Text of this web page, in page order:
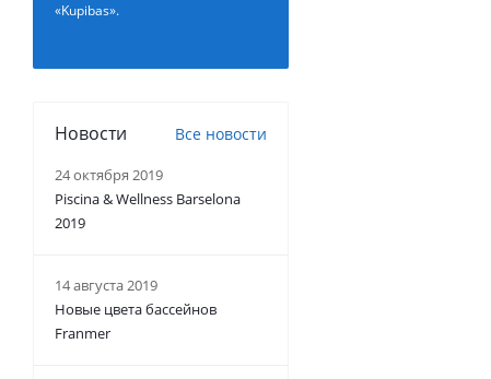
«Kupibas».
Новости Все новости
24 октября 2019
Piscina & Wellness Barselona
2019
14 августа 2019
Новые цвета бассейнов
Franmer